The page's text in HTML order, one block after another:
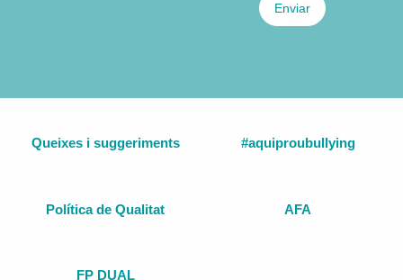
Enviar
Queixes i suggeriments #aquiproubullying
Política de Qualitat AFA
FP DUAL